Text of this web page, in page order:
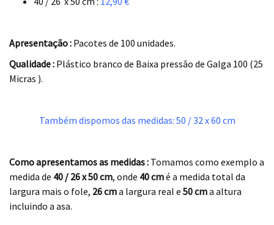
Apresentação : Pacotes de 100 unidades.
Qualidade : Plástico branco de Baixa pressão de Galga 100 (25
Micras ).
Também dispomos das medidas: 50 / 32 x 60 cm
Como apresentamos as medidas : Tomamos como exemplo a
medida de 40 / 26 x 50cm, onde 40 cmé a medida total da
largura mais o fole, 26 cma largura real e 50 cma altura
incluindo a asa.